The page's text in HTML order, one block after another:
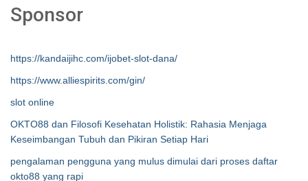
Sponsor
https://kandaijihc.com/ijobet-slot-dana/
https://www.alliespirits.com/gin/
slot online
OKTO88 dan Filosofi Kesehatan Holistik: Rahasia Menjaga
Keseimbangan Tubuh dan Pikiran Setiap Hari
pengalaman pengguna yang mulus dimulai dari proses daftar
okto88 yang rapi